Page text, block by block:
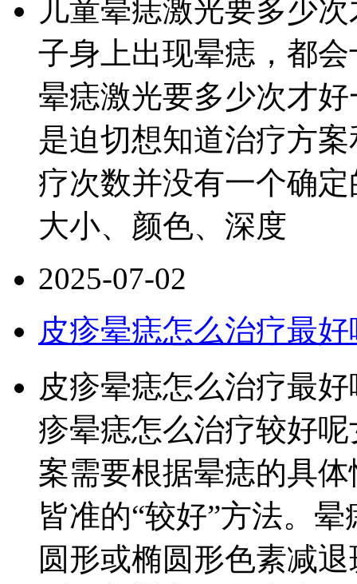
儿童晕痣激光要多少
子身上出现晕痣，都
晕痣激光要多少次才
是迫切想知道治疗方
疗次数并没有一个确
大小、颜色、深度
2025-07-02
皮疹晕痣怎么治疗最
皮疹晕痣怎么治疗最
疹晕痣怎么治疗较好
案需要根据晕痣的具
皆准的“较好”方法。
圆形或椭圆形色素减